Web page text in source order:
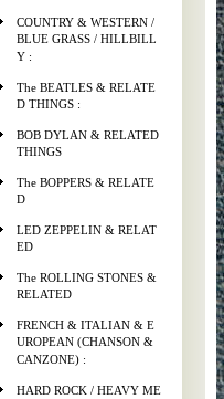
COUNTRY & WESTERN /
BLUE GRASS / HILLBILL
Y :
The BEATLES & RELATE
D THINGS :
BOB DYLAN & RELATED
THINGS
The BOPPERS & RELATE
D
LED ZEPPELIN & RELAT
ED
The ROLLING STONES &
RELATED
FRENCH & ITALIAN & E
UROPEAN (CHANSON &
CANZONE) :
HARD ROCK / HEAVY ME